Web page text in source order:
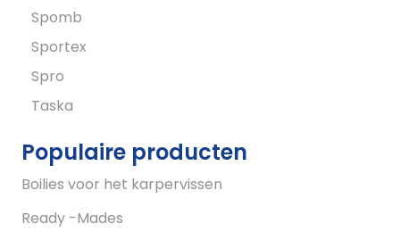
Spomb
Sportex
Spro
Taska
Populaire producten
Boilies voor het karpervissen
Ready -Mades